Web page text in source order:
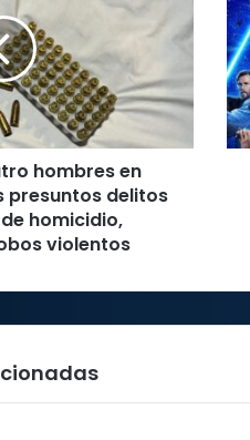
hombres en
presuntos delitos
homicidio,
violentos
the
de
el